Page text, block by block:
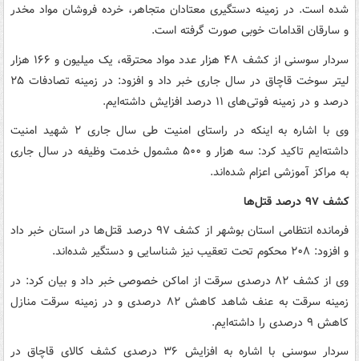
شده است. در زمینه دستگیری معتادان متجاهر، خرده فروشان مواد مخدر
و سارقان اقدامات خوبی صورت گرفته است.
سردار سوسنی از کشف ۴۸ هزار عدد مواد محترقه، یک میلیون و ۱۶۶ هزار
لیتر سوخت قاچاق در سال جاری خبر داد و افزود: در زمینه تصادفات ۲۵
درصد و در زمینه فوتی‌های ۱۱ درصد افزایش داشته‌ایم.
وی با اشاره به اینکه در راستای امنیت طی سال جاری ۲ شهید امنیت
داشته‌ایم تاکید کرد: سه هزار و ۵۰۰ مشمول خدمت وظیفه در سال جاری
به مراکز آموزشی اعزام شده‌اند.
کشف ۹۷ درصد قتل‌ها
فرمانده انتظامی استان بوشهر از کشف ۹۷ درصد قتل‌ها در استان خبر داد
و افزود: ۲۰۸ محکوم تحت تعقیب نیز شناسایی و دستگیر شده‌اند.
وی از کشف ۸۲ درصدی سرقت از اماکن خصوصی خبر داد و بیان کرد: در
زمینه سرقت به عنف شاهد کاهش ۸۲ درصدی و در زمینه سرقت منازل
کاهش ۹ درصدی را داشته‌ایم.
سردار سوسنی با اشاره به افزایش ۳۶ درصدی کشف کالای قاچاق در